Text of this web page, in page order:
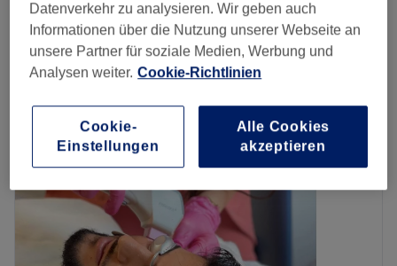
Montag 10:00–18:00
Dienstag
10:00– 20:00
Mittwoch
Freitag
10:00–20:00
Samstag
10:00–16:00
Sonntag
Geschlossen
STUDIO ADISA - The Beauty Experience ist dein
Kosmetikstudio in München-Sendling . Die Einrichtung
bietet eine Vielzahl von Dienstleistungen an, die alle auf
die individuellen Bedürfnisse und Wünsche jedes Kunden
Datenverkehr zu analysieren. Wir geben auch
Informationen über die Nutzung unserer Webseite an
unsere Partner für soziale Medien, Werbung und
Analysen weiter. Cookie-Richtlinien
Cookie-
Einstellungen
Alle Cookies
akzeptieren